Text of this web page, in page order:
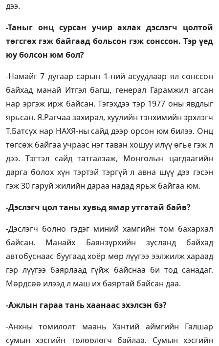
дээ.
-Таныг онц сурсан учир ахлах дэслэгч цолтой
төгсгөх гэж байгаад больсон гэж сонссон. Тэр үед
юу болсон юм бол?
-Намайг 7 дугаар сарын 1-ний асуудлаар ял сонссон
байхад манай Итгэл багш, генерал Гарамжил агсан
нар эргэж ирж байсан. Тэгэхдээ тэр 1977 оны явдлыг
ярьсан. Я.Рагчаа захирал, хуулийн тэнхимийн эрхлэгч
Т.Батсүх нар НАХЯ-ны сайд дээр орсон юм билээ. Онц
төгсөж байгаа учраас нэг таван хошуу илүү өгье гэж л
дээ. Тэгтэл сайд татгалзаж, Монголын цагдаагийн
дарга болох хүн тэртэй тэргүй л авна шүү дээ гэсэн
гэж 30 гаруй жилийн дараа надад ярьж байгаа юм.
-Дэслэгч цол таны хувьд ямар утгатай байв?
-Дэслэгч болно гэдэг миний хамгийн том бахархал
байсан. Манайх Баянзүрхийн зусланд байхад
автобуснаас буугаад хоёр мөр лүүгээ ээлжилж хараад
гэр лүүгээ баярлаад гүйж байснаа би тод санадаг.
Мөрдсөө илээд л маш их баяртай байсан даа.
-Ажлын гараа тань хаанаас эхэлсэн бэ?
-Анхны томилолт маань Хэнтий аймгийн Галшар
сумын хэсгийн төлөөлөгч байлаа. Сумын хэсгийн